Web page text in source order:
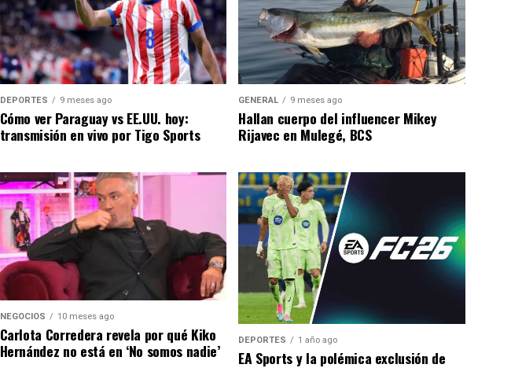
DEPORTES 9 meses ago
Cómo ver Paraguay vs EE.UU. hoy:
transmisión en vivo por Tigo Sports
GENERAL 9 meses ago
Hallan cuerpo del influencer Mikey
Rijavec en Mulegé, BCS
NEGOCIOS 10 meses ago
Carlota Corredera revela por qué Kiko
Hernández no está en ‘No somos nadie’
DEPORTES 1 año ago
EA Sports y la polémica exclusión de